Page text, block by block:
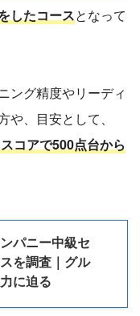
したコースとなって
ング精度やリーディ
、目安として、
コアで500点台から
パニー中級セ
を調査｜グル
に迫る